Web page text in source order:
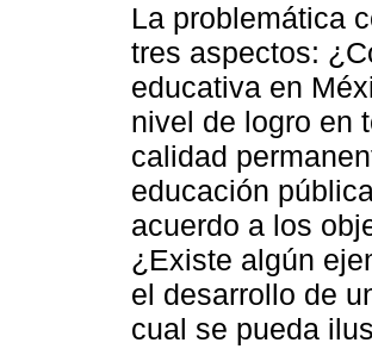
La problemática
tres aspectos:
educativa en
nivel de logro en
calidad
educación
acuerdo a los
¿Existe algún
el desarrollo de
cual se pueda